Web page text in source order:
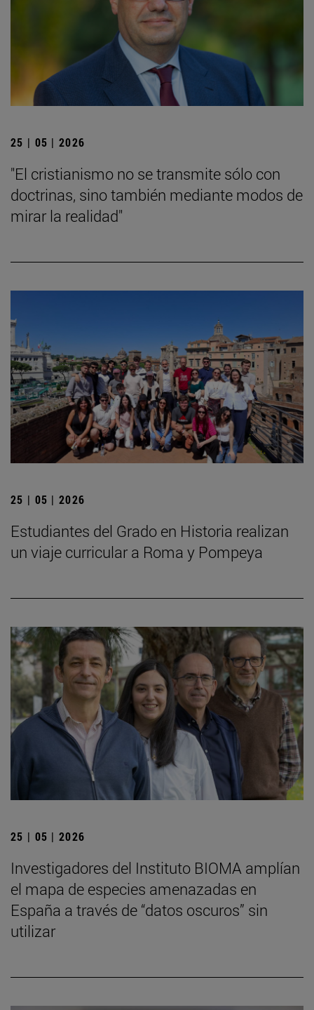
25 | 05 | 2026
"El cristianismo no se transmite sólo con
doctrinas, sino también mediante modos de
mirar la realidad"
25 | 05 | 2026
Estudiantes del Grado en Historia realizan
un viaje curricular a Roma y Pompeya
25 | 05 | 2026
Investigadores del Instituto BIOMA amplían
el mapa de especies amenazadas en
España a través de “datos oscuros” sin
utilizar